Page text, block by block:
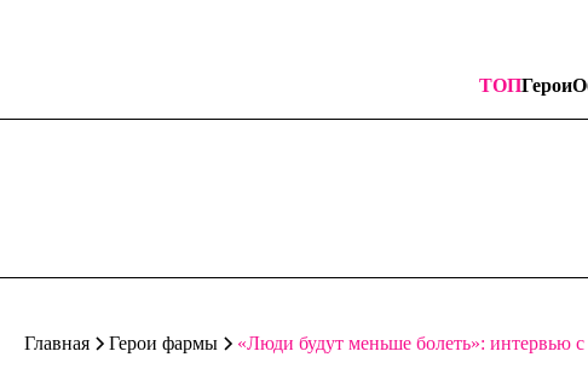
ТОПГерои
Главная Герои фармы «Люди будут меньше болеть»: интервью